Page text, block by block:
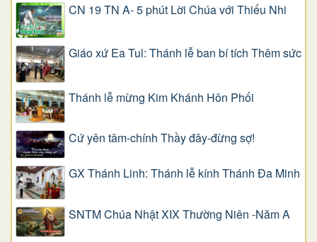
CN 19 TN A- 5 phút Lời Chúa với Thiếu Nhi
Giáo xứ Ea Tul: Thánh lễ ban bí tích Thêm sức
Thánh lễ mừng Kim Khánh Hôn Phối
Cứ yên tâm-chính Thầy đây-đừng sợ!
GX Thánh Linh: Thánh lễ kính Thánh Đa Minh
SNTM Chúa Nhật XIX Thường Niên -Năm A